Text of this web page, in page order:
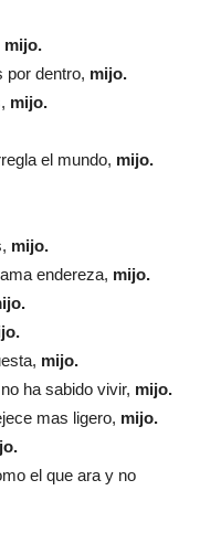
mijo.
por dentro, mijo.
mijo.
el mundo, mijo.
mijo.
endereza, mijo.
mijo.
ha sabido vivir, mijo.
mas ligero, mijo.
el que ara y no